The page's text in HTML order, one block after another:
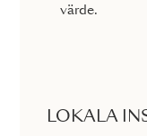
värde.
LOKALA